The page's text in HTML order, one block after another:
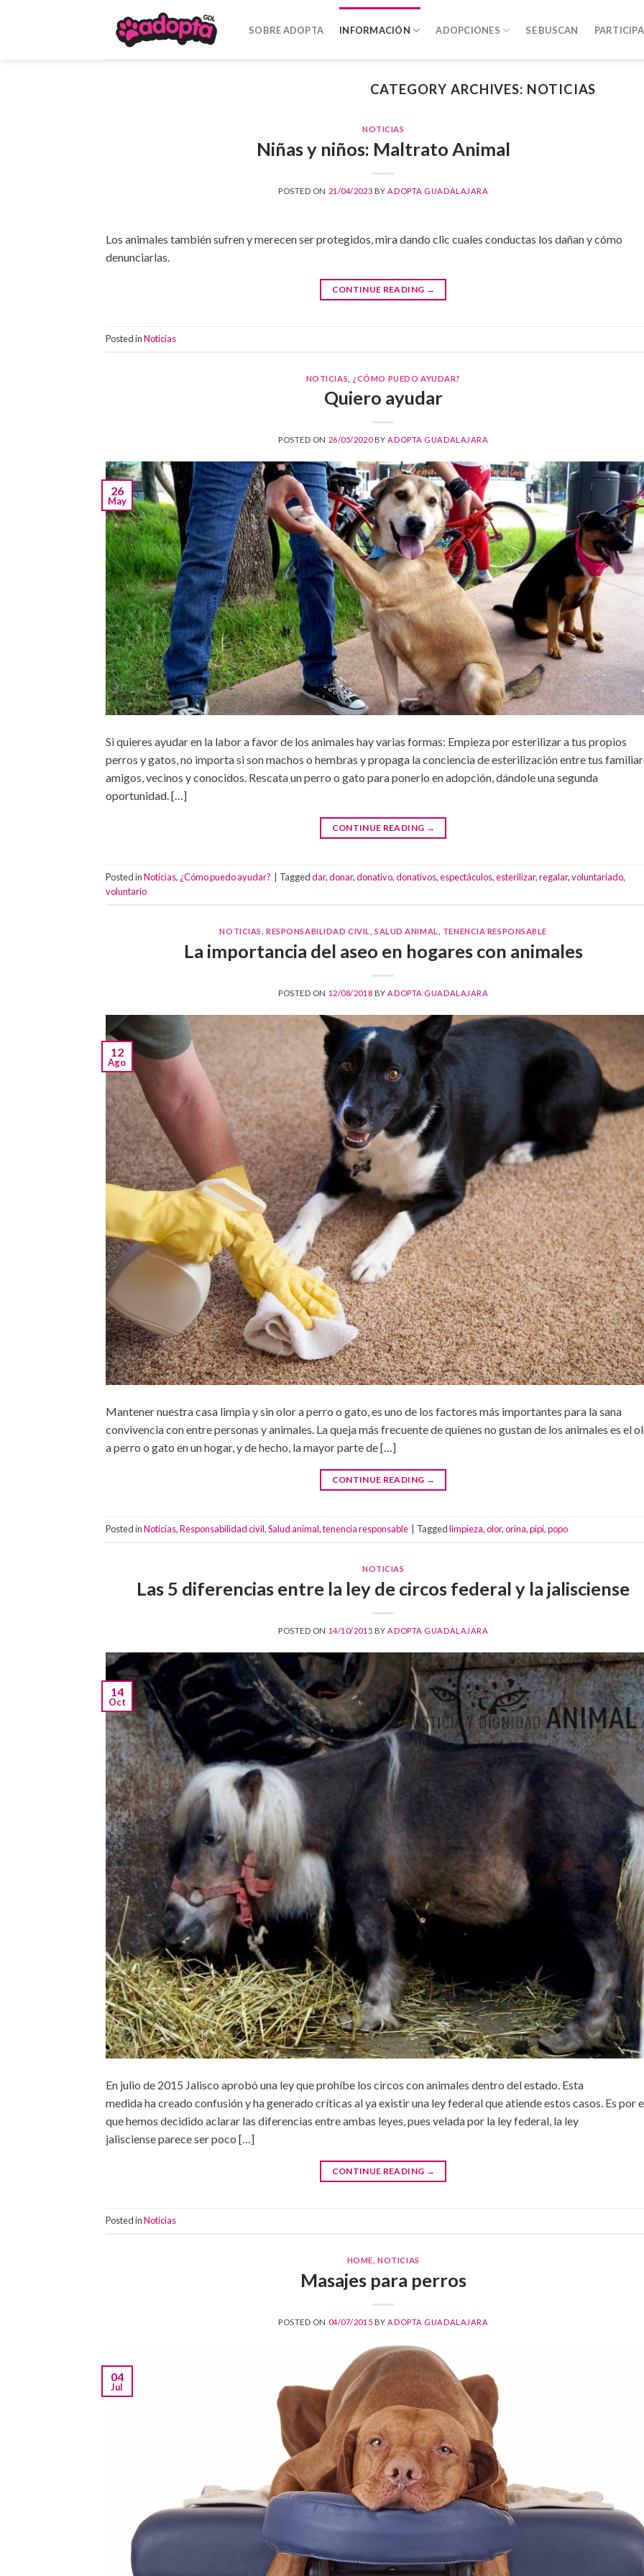
SOBRE ADOPTA INFORMACIÓN ADOPCIONES SE BUSCAN PARTICIPA
CATEGORY ARCHIVES: NOTICIAS
NOTICIAS
Niñas y niños: Maltrato Animal
POSTED ON 21/04/2023 BYADOPTA GUADALAJARA
Los animales también sufren y merecen ser protegidos, mira dando clic cuales conductas los dañan y cómo
denunciarlas.
CONTINUE READING →
Posted inNoticias
NOTICIAS ¿CÓMO PUEDO AYUDAR?
Quiero ayudar
POSTED ON 26/05/2020BYADOPTA GUADALAJARA
26
May
Si quieres ayudar en la labor a favor de los animales hay varias formas: Empieza por esterilizar a tus propios
perros y gatos, no importa si son machos o hembras y propaga la conciencia de esterilización entre tus
amigos, vecinos y conocidos. Rescata un perro o gato para ponerlo en adopción, dándole una segunda
oportunidad. […]
CONTINUE READING →
Posted inNoticias, ¿Cómo puedo ayudar? Taggeddar,donar,donativo,donativos,espectáculos,esterilizar,regalar,voluntariado,
voluntario
NOTICIAS ,RESPONSABILIDAD CIVIL SALUD ANIMAL TENENCIA RESPONSABLE
La importancia del aseo en hogares con animales
POSTED ON 12/08/2018 BYADOPTA GUADALAJARA
12
Ago
Mantener nuestra casa limpia y sin olor a perro o gato, es uno de los factores más importantes para la sana
convivencia con entre personas y animales. La queja más frecuente de quienes no gustan de los animales es el
a perro o gato en un hogar, y de hecho, la mayor parte de […]
CONTINUE READING →
Posted inNoticias,Responsabilidad civil,Salud animal,tenencia responsable Taggedlimpieza,olor,orina,pipi,popo
NOTICIAS
Las 5 diferencias entre la ley de circos federal y la jalisciense
POSTED ON 14/10/2015 BY ADOPTA GUADALAJARA
14
Oct
En julio de 2015 Jalisco aprobó una ley que prohíbe los circos con animales dentro del estado. Esta
medida ha creado confusión y ha generado críticas al ya existir una ley federal que atiende estos casos. Es por
que hemos decidido aclarar las diferencias entre ambas leyes, pues velada por la ley federal, la ley
jalisciense parece ser poco […]
CONTINUE READING →
Posted inNoticias
HOME ,NOTICIAS
Masajes para perros
POSTED ON 04/07/2015 BY ADOPTA GUADALAJARA
04
Jul